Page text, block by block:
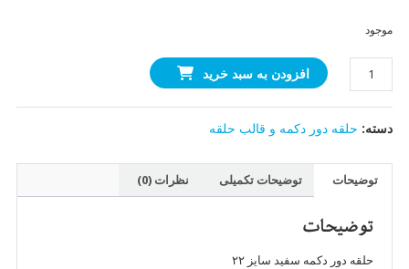
موجود
دور
دکمه
های
سایز
نقره
افزودن به سبد خرید
دسته: حلقه دور دکمه و قالب حلقه
توضیحات توضیحات تکمیلی نظرات (0)
توضیحات
حلقه دور دکمه سفید سایز ۲۲